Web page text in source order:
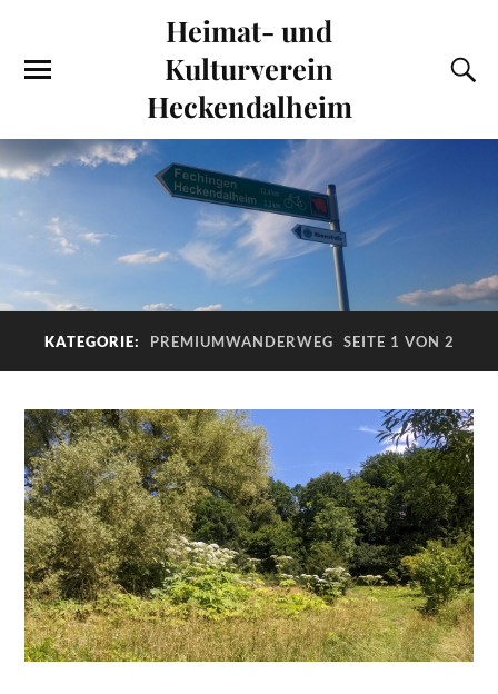
Heimat- und
Kulturverein
Heckendalheim
KATEGORIE: PREMIUMWANDERWEG SEITE 1 VON 2